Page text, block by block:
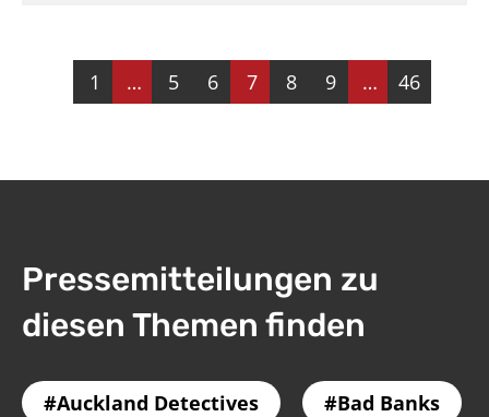
1 … 5 6 7 8 9 … 46
Pressemitteilungen zu
diesen Themen finden
Auckland Detectives Bad Banks